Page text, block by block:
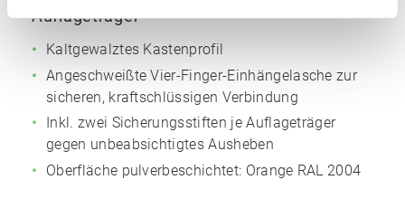
Auflageträger
Kaltgewalztes Kastenprofil
Angeschweißte Vier-Finger-Einhängelasche zur
sicheren, kraftschlüssigen Verbindung
Inkl. zwei Sicherungsstiften je Auflageträger
gegen unbeabsichtigtes Ausheben
Oberfläche pulverbeschichtet: Orange RAL 2004